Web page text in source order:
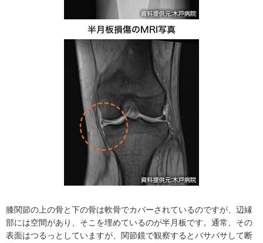
膝関節の上の骨と下の骨は軟骨でカバーされているのですが、辺縁
部には空間があり、そこを埋めているのが半月板です。通常、その
表面はつるっとしていますが、関節鏡で観察するとバサバサして断